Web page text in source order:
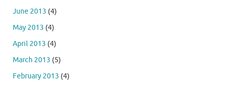
June 2013 (4)
May 2013 (4)
April 2013 (4)
March 2013 (5)
February 2013 (4)